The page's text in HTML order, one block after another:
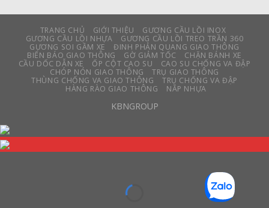
TRANG CHỦ GIỚI THIỆU
GƯƠNG CẦU LỒI INOX
GƯƠNG CẦU LỒI NHỰA
GƯƠNG CẦU LỒI TREO TRẦN 360
GƯƠNG SOI GẦM XE
ĐINH PHẢN QUANG GIAO THÔNG
BIỂN BÁO GIAO THÔNG
GỜ GIẢM TỐC
CHẶN BÁNH XE
CẦU DỐC DẪN XE
ỐP CỘT CAO SU
CAO SU CHỐNG VA ĐẬP
CHÓP NÓN GIAO THÔNG
TRỤ GIAO THÔNG
THÙNG CHỐNG VA GIAO THÔNG
TRỤ CHỐNG VA ĐẬP
HÀNG RÀO GIAO THÔNG
NẮP NHỰA
KBNGROUP